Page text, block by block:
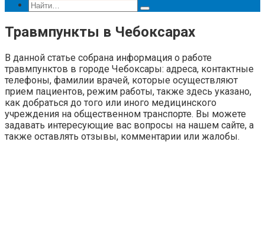
Травмпункты в Чебоксарах
В данной статье собрана информация о работе
травмпунктов в городе Чебоксары: адреса, контактные
телефоны, фамилии врачей, которые осуществляют
прием пациентов, режим работы, также здесь указано,
как добраться до того или иного медицинского
учреждения на общественном транспорте. Вы можете
задавать интересующие вас вопросы на нашем сайте, а
также оставлять отзывы, комментарии или жалобы.